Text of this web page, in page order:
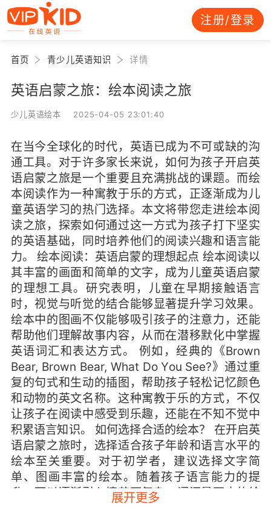
注册/登录
首页 青少儿英语知识 详情
英语启蒙之旅：绘本阅读之旅
少儿英语绘本 2025-04-05 23:01:40
在当今全球化的时代，英语已成为不可或缺的沟
通工具。对于许多家长来说，如何为孩子开启英
语启蒙之旅是一个重要且充满挑战的课题。而绘
本阅读作为一种寓教于乐的方式，正逐渐成为儿
童英语学习的热门选择。本文将带您走进绘本阅
读之旅，探索如何通过这一方式为孩子打下坚实
的英语基础，同时培养他们的阅读兴趣和语言能
力。 绘本阅读：英语启蒙的理想起点 绘本阅读以
其丰富的画面和简单的文字，成为儿童英语启蒙
的理想工具。研究表明，儿童在早期接触语言
时，视觉与听觉的结合能够显著提升学习效果。
绘本中的图画不仅能够吸引孩子的注意力，还能
帮助他们理解故事内容，从而在潜移默化中掌握
英语词汇和表达方式。 例如，经典的《Brown
Bear, Brown Bear, What Do You See?》通过重
复的句式和生动的插图，帮助孩子轻松记忆颜色
和动物的英文名称。这种寓教于乐的方式，不仅
让孩子在阅读中感受到乐趣，还能在不知不觉中
积累语言知识。 如何选择合适的绘本？ 在开启英
语启蒙之旅时，选择适合孩子年龄和语言水平的
绘本至关重要。对于初学者，建议选择文字简
单、图画丰富的绘本。随着孩子语言能力的提
升，可以逐渐引入情节更复杂、词汇量更大的绘
本。 以下是一些选择绘本的小贴士： 关注主题：
展开更多